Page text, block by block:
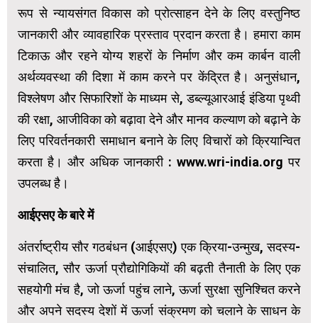
रूप से न्यायसंगत विकास को प्रोत्साहन देने के लिए वस्तुनिष्ठ
जानकारी और व्यावहारिक प्रस्ताव प्रदान करता है। हमारा काम
टिकाऊ और रहने योग्य शहरों के निर्माण और कम कार्बन वाली
अर्थव्यवस्था की दिशा में काम करने पर केंद्रित है। अनुसंधान,
विश्लेषण और सिफारिशों के माध्यम से, डब्ल्यूआरआई इंडिया पृथ्वी
की रक्षा, आजीविका को बढ़ावा देने और मानव कल्याण को बढ़ाने के
लिए परिवर्तनकारी समाधान बनाने के लिए विचारों को क्रियान्वित
करता है। और अधिक जानकारी : www.wri-india.org पर
उपलब्ध है।
आईएसए के बारे में
अंतर्राष्ट्रीय सौर गठबंधन (आईएसए) एक क्रिया-उन्मुख, सदस्य-
संचालित, सौर ऊर्जा प्रौद्योगिकियों की बढ़ती तैनाती के लिए एक
सहयोगी मंच है, जो ऊर्जा पहुंच लाने, ऊर्जा सुरक्षा सुनिश्चित करने
और अपने सदस्य देशों में ऊर्जा संक्रमण को चलाने के साधन के